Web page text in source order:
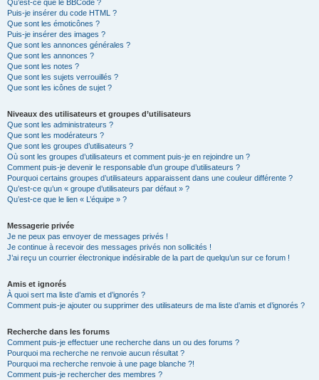
Qu’est-ce que le BBCode ?
Puis-je insérer du code HTML ?
Que sont les émoticônes ?
Puis-je insérer des images ?
Que sont les annonces générales ?
Que sont les annonces ?
Que sont les notes ?
Que sont les sujets verrouillés ?
Que sont les icônes de sujet ?
Niveaux des utilisateurs et groupes d’utilisateurs
Que sont les administrateurs ?
Que sont les modérateurs ?
Que sont les groupes d’utilisateurs ?
Où sont les groupes d’utilisateurs et comment puis-je en rejoindre un ?
Comment puis-je devenir le responsable d’un groupe d’utilisateurs ?
Pourquoi certains groupes d’utilisateurs apparaissent dans une couleur différente ?
Qu’est-ce qu’un « groupe d’utilisateurs par défaut » ?
Qu’est-ce que le lien « L’équipe » ?
Messagerie privée
Je ne peux pas envoyer de messages privés !
Je continue à recevoir des messages privés non sollicités !
J’ai reçu un courrier électronique indésirable de la part de quelqu’un sur ce forum !
Amis et ignorés
À quoi sert ma liste d’amis et d’ignorés ?
Comment puis-je ajouter ou supprimer des utilisateurs de ma liste d’amis et d’ignorés ?
Recherche dans les forums
Comment puis-je effectuer une recherche dans un ou des forums ?
Pourquoi ma recherche ne renvoie aucun résultat ?
Pourquoi ma recherche renvoie à une page blanche ?!
Comment puis-je rechercher des membres ?